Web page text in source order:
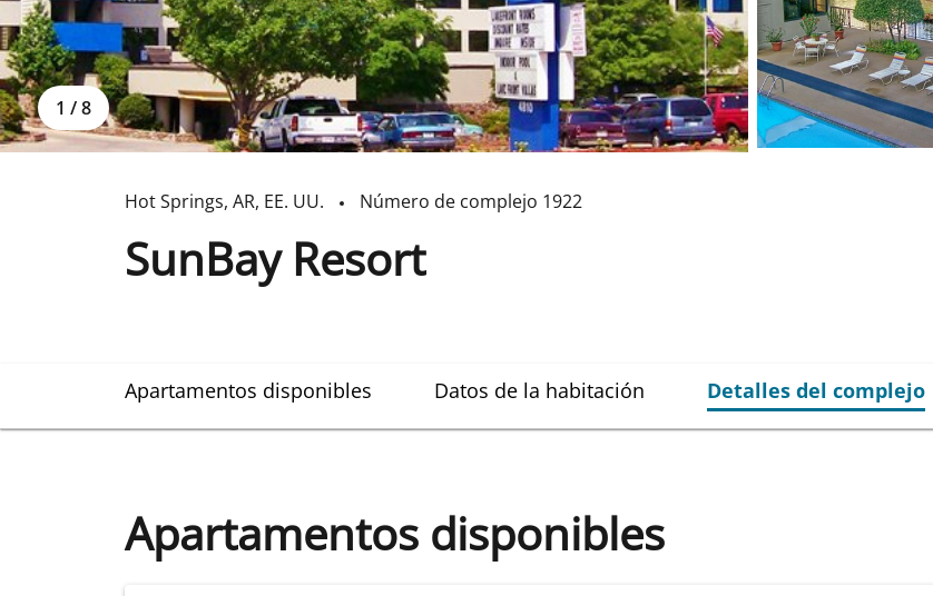
1 / 8
Hot Springs, AR, EE. UU. Número de complejo 1922
SunBay Resort
Apartamentos disponibles Datos de la habitación Detalles del complejo
Apartamentos disponibles